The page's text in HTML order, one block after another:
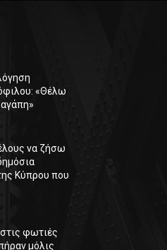
«Θέλω
να ζήσω
Κύπρου που
φωτιές
μόλις